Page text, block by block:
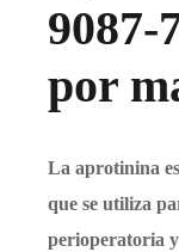
9087-
por
La aprotinina
que se utiliza
perioperatoria